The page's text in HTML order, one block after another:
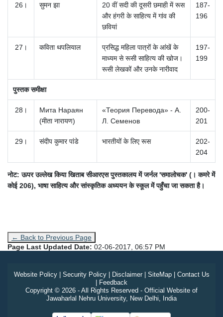
26। सुमन झा
20 वीं सदी की दूसरी छमाही में रूस
और हंगरी के साहित्य में गांव की
छवियां
187-
196
27। कविता थपलियाल
प्रसिद्ध महिला पात्रों के आंखें के
माध्यम से रूसी साहित्य की खोज।
रूसी लेखकों और उनके नारीवाद
197-
199
पुस्तक समीक्षा
28।
Мита Нараян
(मीता नारायण)
«Теория Перевода» - А.
Л. Семенов
200-
201
29। संदीप कुमार पांडे भारतीयों के लिए रूस
202-
204
नोट: ऊपर उल्लेख किया खिताब सीआरएस पुस्तकालय में जर्नल 'समालोचक' (। कमरे में
कोई 206), भाषा साहित्य और सांस्कृतिक अध्ययन के स्कूल में पहुँचा जा सकता है।
← Back to Previous Page
Page Last Updated Date: 02-06-2017, 06:57 PM
Website Policy| Security Policy| Disclaimer| SiteMap| Contact Us
| Feedback
Copyright © 2026 - All Rights Reserved - Official Website of
Jawaharlal Nehru University, New Delhi, India